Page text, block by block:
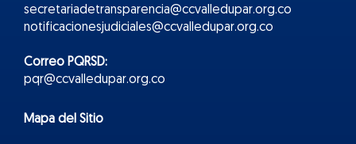
secretariadetransparencia@ccvalledupar.org.co
notificacionesjudiciales@ccvalledupar.org.co
Correo PQRSD:
pqr@ccvalledupar.org.co
Mapa del Sitio